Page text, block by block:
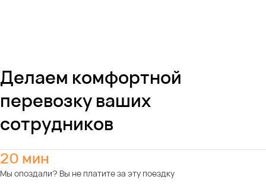
Делаем комфортной
перевозку ваших
сотрудников
20 мин
Мы опоздали? Вы не платите за эту поездку